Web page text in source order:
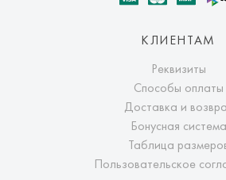
КЛИЕНТАМ
Реквизиты
Способы оплаты
Доставка и
Бонусная система
Таблица
Пользовательское